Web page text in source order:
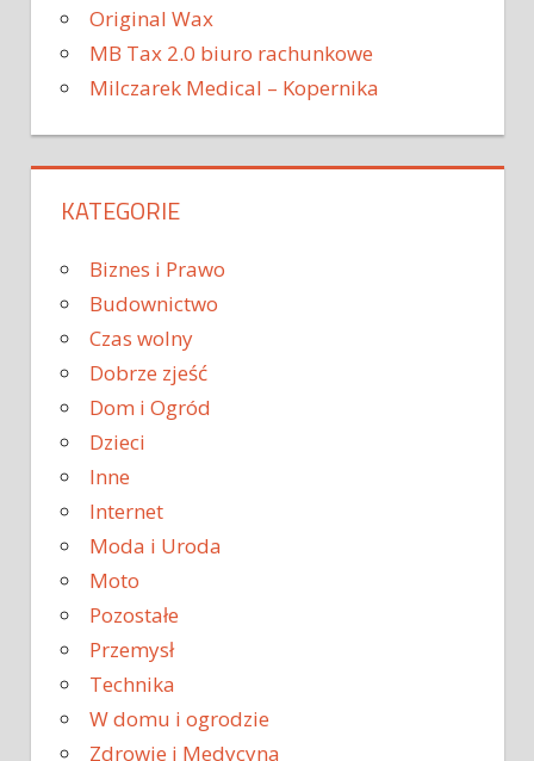
Original Wax
MB Tax 2.0 biuro rachunkowe
Milczarek Medical – Kopernika
KATEGORIE
Biznes i Prawo
Budownictwo
Czas wolny
Dobrze zjeść
Dom i Ogród
Dzieci
Inne
Internet
Moda i Uroda
Moto
Pozostałe
Przemysł
Technika
W domu i ogrodzie
Zdrowie i Medycyna